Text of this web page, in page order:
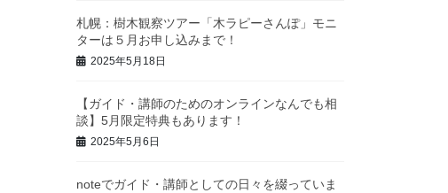
札幌：樹木観察ツアー「木ラピーさんぽ」モニ
ターは５月お申し込みまで！
2025年5月18日
【ガイド・講師のためのオンラインなんでも相
談】5月限定特典もあります！
2025年5月6日
noteでガイド・講師としての日々を綴っていま